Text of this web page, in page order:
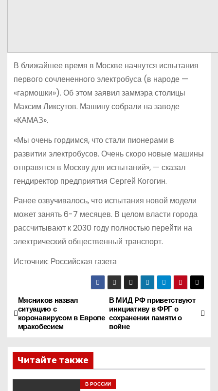
В ближайшее время в Москве начнутся испытания
первого сочлененного электробуса (в народе —
«гармошки»). Об этом заявил заммэра столицы
Максим Ликсутов. Машину собрали на заводе
«КАМАЗ».
«Мы очень гордимся, что стали пионерами в
развитии электробусов. Очень скоро новые машины
отправятся в Москву для испытаний», — сказал
гендиректор предприятия Сергей Когогин.
Ранее озвучивалось, что испытания новой модели
может занять 6-7 месяцев. В целом власти города
рассчитывают к 2030 году полностью перейти на
электрический общественный транспорт.
Источник: Российская газета
Н
а
и
В МИД РФ приветствуют
инициативу в ФРГ о
сохранении памяти о
войне
Мясников назвал
ситуацию с
коронавирусом в Европе
мракобесием
Читайте также
В РОССИИ